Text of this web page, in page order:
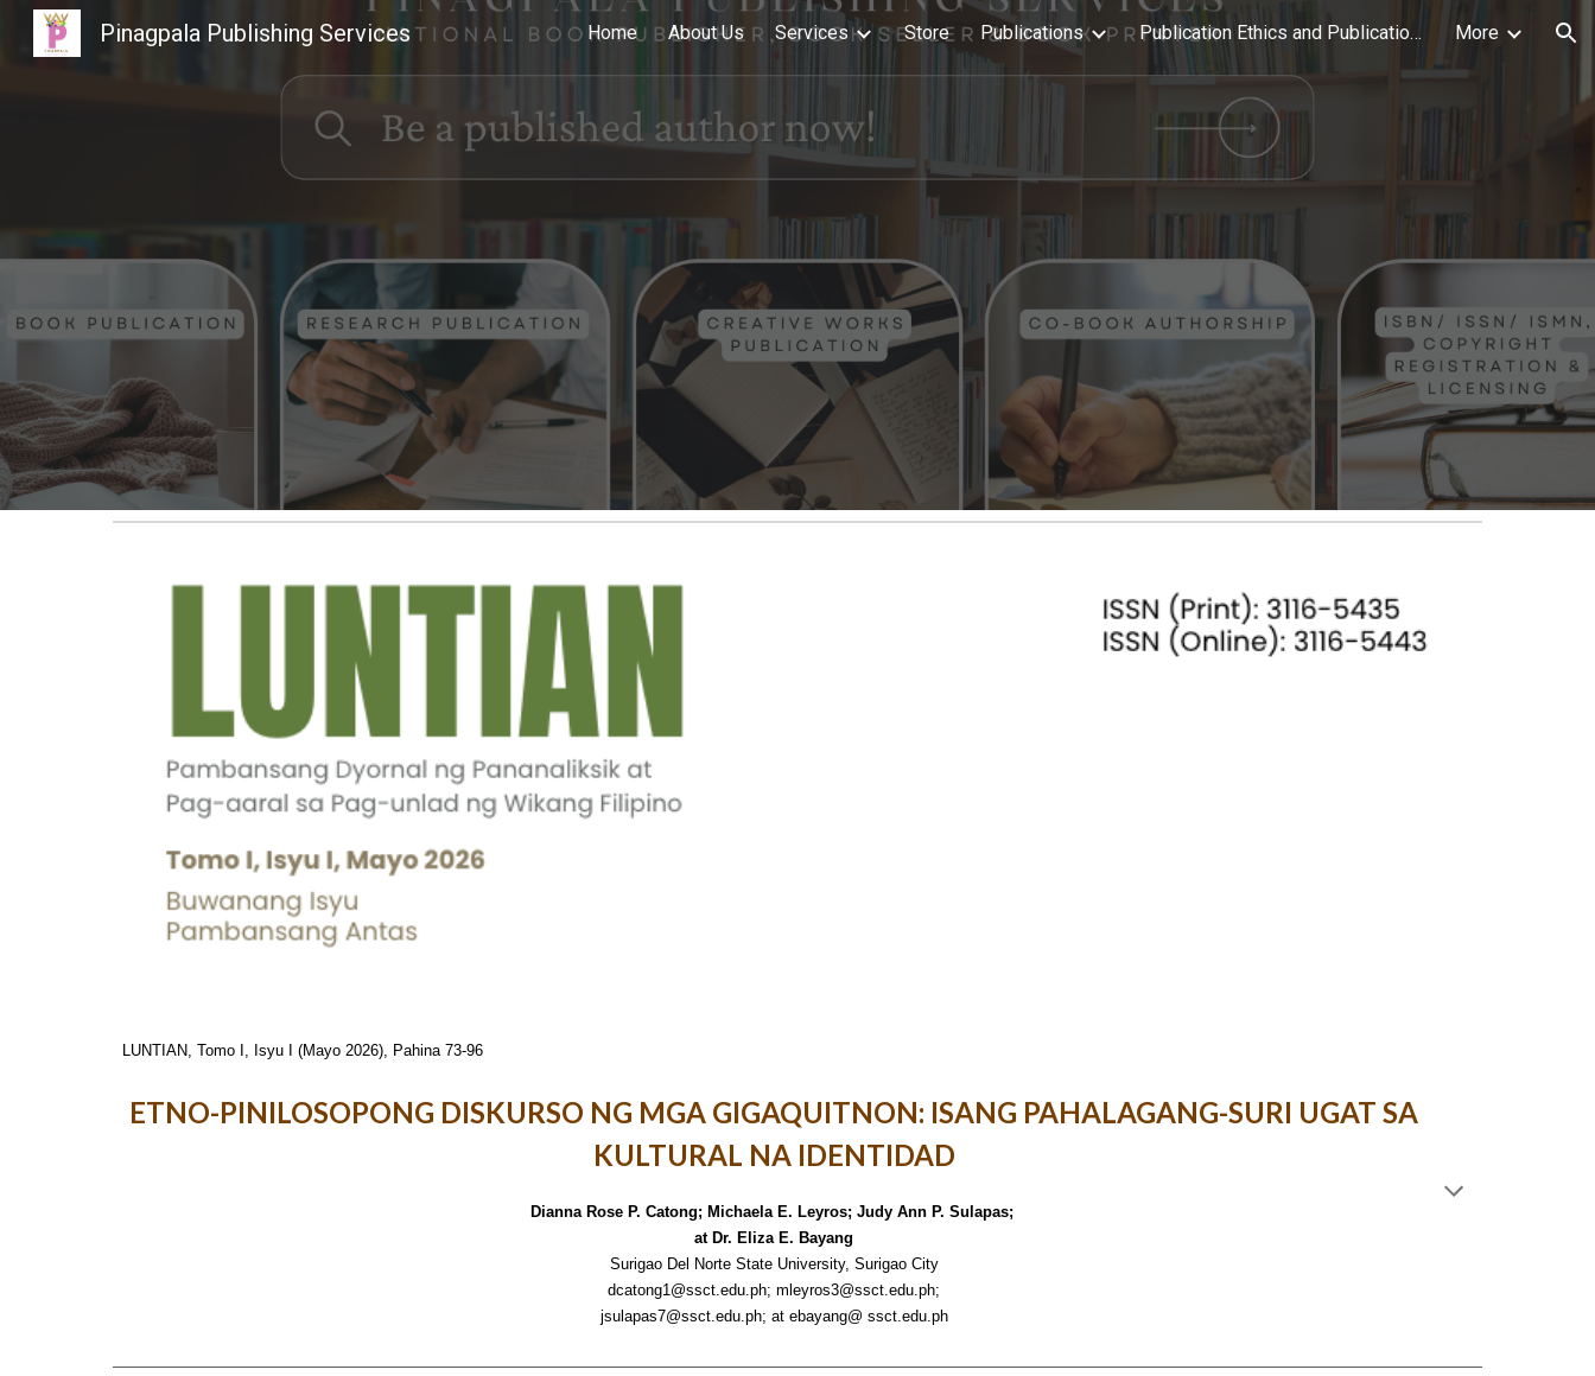
Skip to main content Skip to navigation
Pinagpala Publishing Services Home About Us Services Store Publications Publication Ethics and Publication Malpractice Statement More
LUNTIAN, Tomo I, Isyu I (Mayo 2026), Pahina 73-96
ETNO-PINILOSOPONG DISKURSO NG MGA GIGAQUITNON: ISANG PAHALAGANG-SURI UGAT SA
KULTURAL NA IDENTIDAD
Dianna Rose P. Catong; Michaela E. Leyros; Judy Ann P. Sulapas;
at Dr. Eliza E. Bayang
Surigao Del Norte State University, Surigao City
dcatong1@ssct.edu.ph; mleyros3@ssct.edu.ph;
jsulapas7@ssct.edu.ph; at ebayang@ ssct.edu.ph